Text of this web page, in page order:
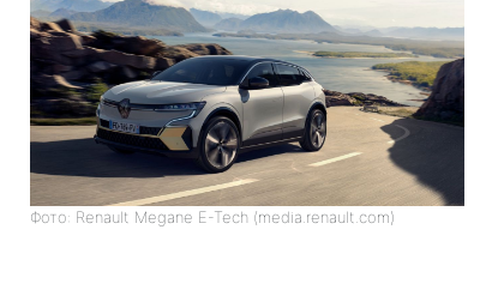
Фото: Renault Megane E-Tech (media.renault.com)